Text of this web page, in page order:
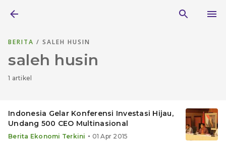
BERITA / SALEH HUSIN
saleh husin
1 artikel
Indonesia Gelar Konferensi Investasi Hijau,
Undang 500 CEO Multinasional
Berita Ekonomi Terkini • 01 Apr 2015